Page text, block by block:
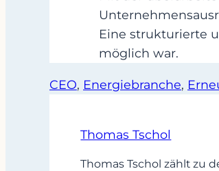
Eine strukturierte
möglich war.
CEO, Energiebranche,
Thomas Tschol
Thomas Tschol zählt zu